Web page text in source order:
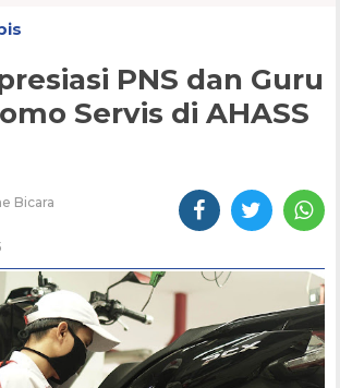
PNS dan Guru
Servis di AHASS
Bicara